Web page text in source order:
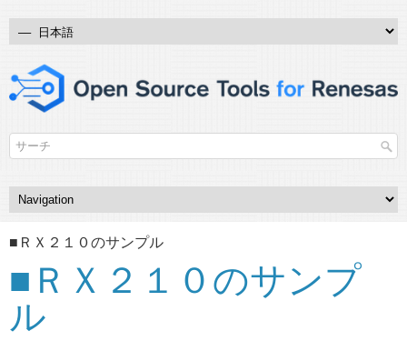
■ＲＸ２１０のサンプル
■ＲＸ２１０のサンプ
ル